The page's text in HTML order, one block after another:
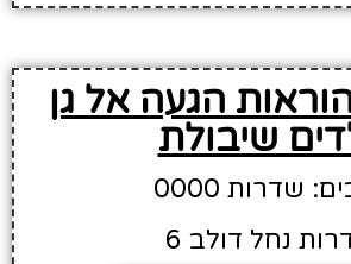
הגעה אל גן
שיבולת
0000
נחל דולב 6